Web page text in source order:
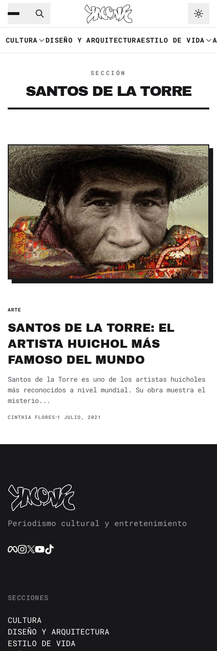
Saltar al contenido principal
CULTURA DISEÑO Y ARQUITECTURAESTILO DE VIDA
SECCIÓN
SANTOS DE LA TORRE
ARTE
SANTOS DE LA TORRE: EL
ARTISTA HUICHOL MÁS
FAMOSO DEL MUNDO
Santos de la Torre es uno de los artistas huicholes
más reconocidos a nivel mundial. Su obra muestra el
misterio...
CINTHIA FLORES 1 JULIO, 2021
Periodismo cultural y entretenimiento
SECCIONES
CULTURA
DISEÑO Y ARQUITECTURA
ESTILO DE VIDA